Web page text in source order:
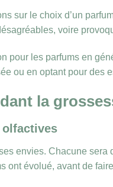
sur le choix d’un
voire
pour les parfums en
ou en optant pour des
la
olfactives
envies. Chacune
ont évolué, avant de